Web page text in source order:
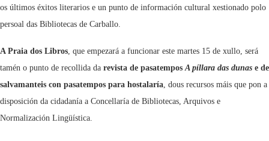
os últimos éxitos literarios e un punto de información cultural xestionado polo
persoal das Bibliotecas de Carballo.
A Praia dos Libros , que empezará a funcionar este martes 15 de xullo, será
tamén o punto de recollida da revista de pasatempos A píllara das dunas e de
salvamanteis con pasatempos para hostalaría , dous recursos máis que pon a
disposición da cidadanía a Concellaría de Bibliotecas, Arquivos e
Normalización Lingüística.